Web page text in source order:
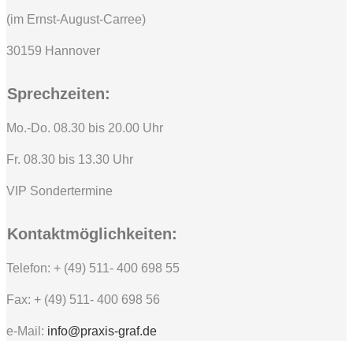
(im Ernst-August-Carree)
30159 Hannover
Sprechzeiten:
Mo.-Do. 08.30 bis 20.00 Uhr
Fr. 08.30 bis 13.30 Uhr
VIP Sondertermine
Kontaktmöglichkeiten:
Telefon: + (49) 511- 400 698 55
Fax: + (49) 511- 400 698 56
e-Mail: info@praxis-graf.de